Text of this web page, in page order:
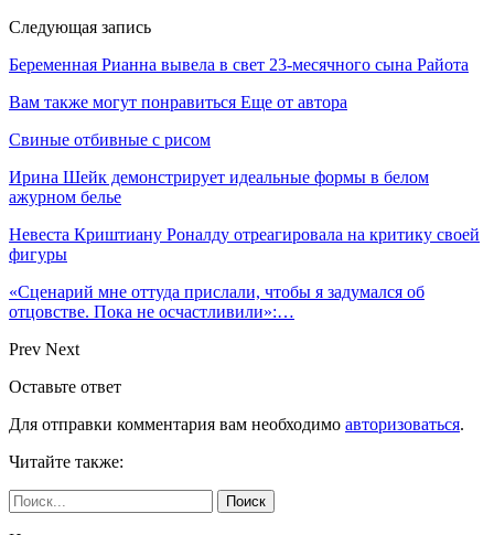
Следующая запись
Беременная Рианна вывела в свет 23-месячного сына Райота
Вам также могут понравиться Еще от автора
Свиные отбивные с рисом
Ирина Шейк демонстрирует идеальные формы в белом
ажурном белье
Невеста Криштиану Роналду отреагировала на критику своей
фигуры
«Сценарий мне оттуда прислали, чтобы я задумался об
отцовстве. Пока не осчастливили»:…
Prev Next
Оставьте ответ
Для отправки комментария вам необходимо авторизоваться.
Читайте также: